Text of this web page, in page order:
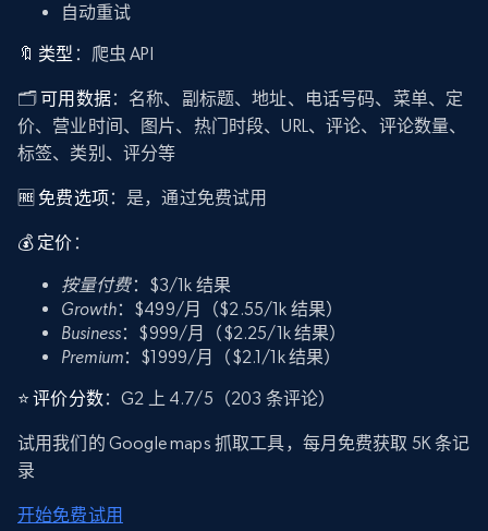
自动重试
🔖 类型 ：爬虫 API
🗂️可用数据：名称、副标题、地址、电话号码、菜单、定
价、营业时间、图片、热门时段、URL、评论、评论数量、
标签、类别、评分等
🆓 免费选项：是，通过免费试用
💰 定价 ：
按量付费：$3/1k 结果
Growth：$499/月（$2.55/1k 结果）
Business：$999/月（$2.25/1k 结果）
Premium：$1999/月（$2.1/1k 结果）
⭐ 评价分数：G2 上 4.7/5（203 条评论）
试用我们的 Google maps 抓取工具，每月免费获取 5K 条记
录
开始免费试用